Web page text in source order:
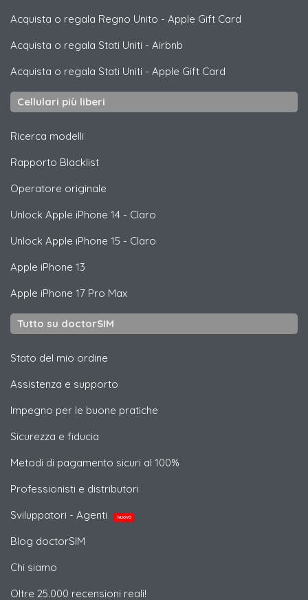
Acquista o regala Regno Unito - Apple Gift Card
Acquista o regala Stati Uniti - Airbnb
Acquista o regala Stati Uniti - Apple Gift Card
Cellulari più liberi
Ricerca modelli
Rapporto Blacklist
Operatore originale
Unlock Apple iPhone 14 - Claro
Unlock Apple iPhone 15 - Claro
Apple iPhone 13
Apple iPhone 17 Pro Max
Tutto su doctorSIM
Stato del mio ordine
Assistenza e supporto
Impegno per le buone pratiche
Sicurezza e fiducia
Metodi di pagamento sicuri al 100%
Professionisti e distributori
Sviluppatori - Agenti
NUOVO
Blog doctorSIM
Chi siamo
Oltre 25.000 recensioni reali!